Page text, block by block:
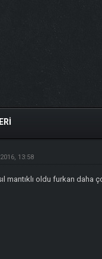
13:58
mantıklı oldu furkan daha